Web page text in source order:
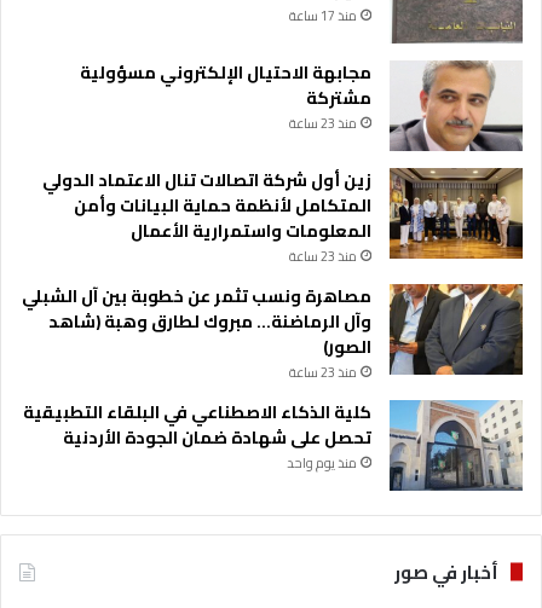
منذ 17 ساعة
مجابهة الاحتيال الإلكتروني مسؤولية
مشتركة
منذ 23 ساعة
زين أول شركة اتصالات تنال الاعتماد الدولي
المتكامل لأنظمة حماية البيانات وأمن
المعلومات واستمرارية الأعمال
منذ 23 ساعة
مصاهرة ونسب تثمر عن خطوبة بين آل الشبلي
وآل الرماضنة… مبروك لطارق وهبة (شاهد
الصور)
منذ 23 ساعة
كلية الذكاء الاصطناعي في البلقاء التطبيقية
تحصل على شهادة ضمان الجودة الأردنية
منذ يوم واحد
أخبار في صور